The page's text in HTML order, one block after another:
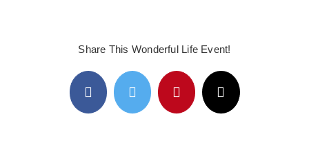
Share This Wonderful Life Event!
FacebookTwitterPinterestE-
Mail